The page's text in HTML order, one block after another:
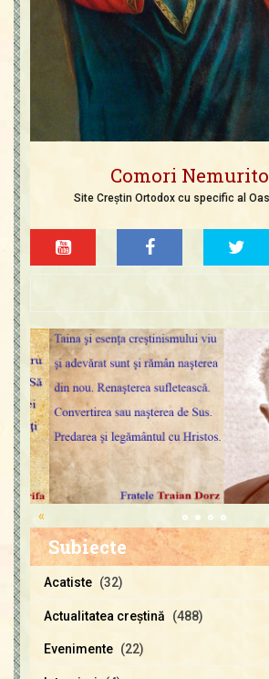
Comori
Site Creștin Ortodox cu specific al
«
Subiecte
Acatiste (32)
Actualitatea creştină (488)
Evenimente (22)